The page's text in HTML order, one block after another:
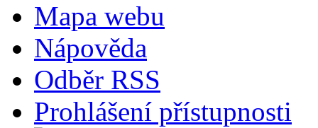
Mapa webu
Nápověda
Odběr RSS
Prohlášení přístupnosti